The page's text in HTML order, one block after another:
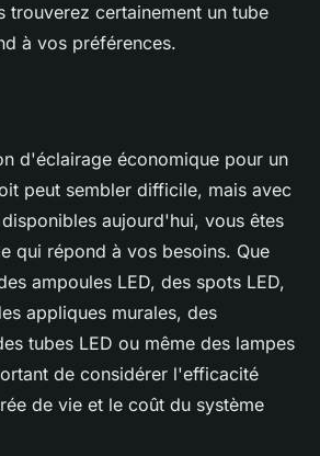
trouverez certainement un tube
à vos préférences.
d'éclairage économique pour un
peut sembler difficile, mais avec
aujourd'hui, vous êtes
qui répond à vos besoins. Que
ampoules LED, des spots LED,
appliques murales, des
tubes LED ou même des lampes
de considérer l'efficacité
de vie et le coût du système